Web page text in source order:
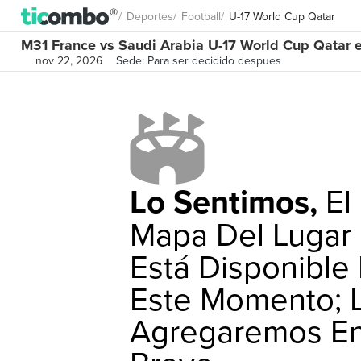
Deportes Football U-17 World Cup Qatar
M31 France vs Saudi Arabia U-17 World Cup Qatar
nov 22, 2026 Sede: Para ser decidido despues
Lo Sentimos, El
Mapa Del Lugar
Está Disponible
Este Momento;
Agregaremos